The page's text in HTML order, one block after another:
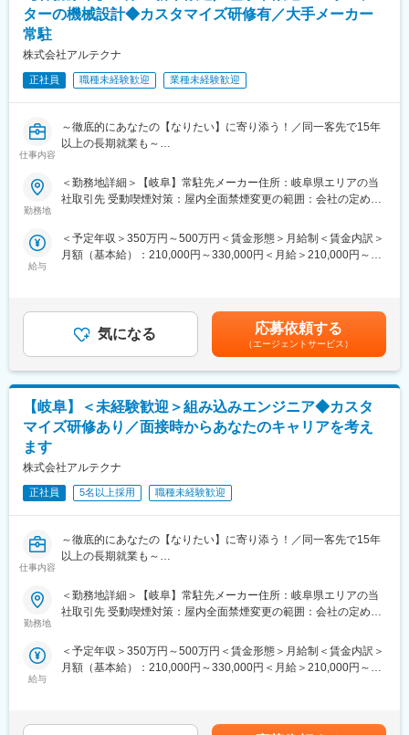
格を取得した方も！
■当社の安定性：
キャップなどの内装部品を製造しています。
2000年には小島プレス工業から設計部門の人材を受け入れ、製品
ており、売り上げ好調。
会社の売り上げを社員に返したいという思いから、快適な新工場
変更の範囲：会社の定める業務
が社内常駐！マンツーマンでのオンライン研修で、あなたのスキ
ルレベルに個別カスタマイズした研修をご用意しています。1～2
カ月の研修を経て、就業先で不安なく活躍いただくための土台づ
■エンジニアファースト
す。 当社では「入社後の活躍」を目的に、採用～入社後までエン
ジニアの方と向き合う体制を整えています。
面接では配属先案件を熟知している営業が対応し、ご希望が叶う
な面も含めみなさんをサポートします。営業一人が担当するエン
ジニアは20～30人とフォローが行き届く体制です。
■企業の特徴
＜派遣事業だけじゃない！委託業務や社内受託設計業務・自社製
品開発実績あり＞
元サッカー日本代表と共同開発した「日本酒セラー：
MIYABINO」の販売や、医療介護用品での技術特許の取得など、
高度な技術力とノウハウあり。
後受託比率をより高めていく方針です。(客先常駐→受託への異動
実績あり)
名古屋事業所管轄エリアでは委託メンバーも多く、在籍エンジニ
ア約150名のうち、50名以上が委託チームに所属しています。
変更の範囲：会社の定める業務
ターの機械設計◆カスタマイズ研修有／大手メーカー
常駐
株式会社アルテクナ
正社員 職種未経験歓迎 業種未経験歓迎
仕事内容
～徹底的にあなたの【なりたい】に寄り添う！／同一客先で15年
以上の長期就業も～
■業務概要
当社のお客様先（航空宇宙関連など、幅広く手掛けている大手メ
未経験から習得できる教育環境があるため安心してご応募くださ
い。
・ヘリコプターのプロペラ設計
■配属先情報
配属先の企業様では、約15名のアルテクナ社員が活躍中で、本業
務では40代前半の先輩1名が活躍しています。面倒見の良いベテ
ラン社員から若手社員まで様々なメンバーが在籍しており、同一
配属先のメンバーたちで2～3か月に一度食事会を開くなど、和気
■教育体制
機械・電気・ソフト等各分野における教育の専門部隊 (プロ講師)
が社内常駐！マンツーマンでのオンライン研修で、あなたのスキ
1～2カ月の研修を経て、就業先で不安なく活躍いただくための土
台づくりをサポートします。
■エンジニアファースト
社長が元技術者という事もあり、技術者をとても大切する会社で
す。 当社では「入社後の活躍」を目的に、採用～入社後までエン
面接では配属先案件を熟知している営業が対応し、ご希望が叶う
勤務地
＜勤務地詳細＞【岐阜】常駐先メーカー住所：岐阜県エリアの当
社取引先 受動喫煙対策：屋内全面禁煙変更の範囲：会社の定める
給与
＜予定年収＞350万円～500万円＜賃金形態＞月給制＜賃金内訳＞
月額（基本給）：210,000円～330,000円＜月給＞210,000円～
円/35歳(主任)505万円（基本給＋賞与＋残業30h/月相当分）※大卒
理系・22歳入社の事例賃金はあくまでも目安の金額であり、選考
を通じて上下する可能性があります。月給(月額)は固定手当を含め
た表記です。
気になる 応募依頼する
（エージェントサービス）
【岐阜】＜未経験歓迎＞組み込みエンジニア◆カスタ
マイズ研修あり／面接時からあなたのキャリアを考え
ます
株式会社アルテクナ
正社員 5名以上採用 職種未経験歓迎
仕事内容
～徹底的にあなたの【なりたい】に寄り添う！／同一客先で15年
以上の長期就業も～
■業務内容
制御系組み込みソフトの開発案件やIoTに伴う環境構築等、派遣先
■配属予定の案件例
経験・スキルに応じて業務に従事いただきますが、C、C＋＋、C
勤務地
＜勤務地詳細＞【岐阜】常駐先メーカー住所：岐阜県エリアの当
社取引先 受動喫煙対策：屋内全面禁煙変更の範囲：会社の定める
給与
＜予定年収＞350万円～500万円＜賃金形態＞月給制＜賃金内訳＞
月額（基本給）：210,000円～330,000円＜月給＞210,000円～